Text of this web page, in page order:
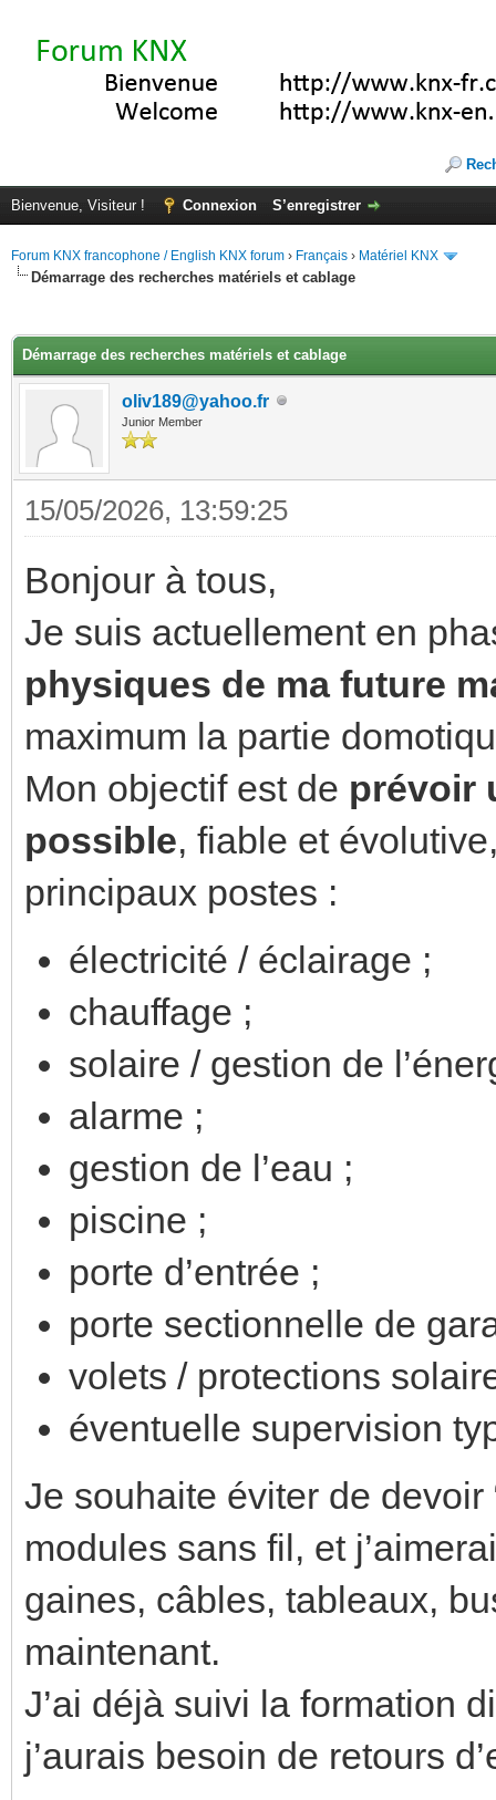
Bienvenue, Visiteur ! Connexion S’enregistrer
Forum KNX francophone / English KNX forum › Français › Matériel KNX
Démarrage des recherches matériels et cablage
Démarrage des recherches matériels et cablage
oliv189@yahoo.fr
Junior Member
15/05/2026, 13:59:25
Bonjour à tous,
Je suis actuellement en
physiques de ma future
maximum la partie
Mon objectif est de prévoir
possible, fiable et
principaux postes :
électricité / éclairage ;
chauffage ;
solaire / gestion de
alarme ;
gestion de l’eau ;
piscine ;
porte d’entrée ;
porte sectionnelle de
volets / protections
éventuelle supervision
Je souhaite éviter de devoir
modules sans fil, et
gaines, câbles, tableaux,
maintenant.
J’ai déjà suivi la formation
j’aurais besoin de retours